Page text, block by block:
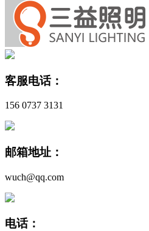
客服电话：
156 0737 3131
邮箱地址：
wuch@qq.com
电话：